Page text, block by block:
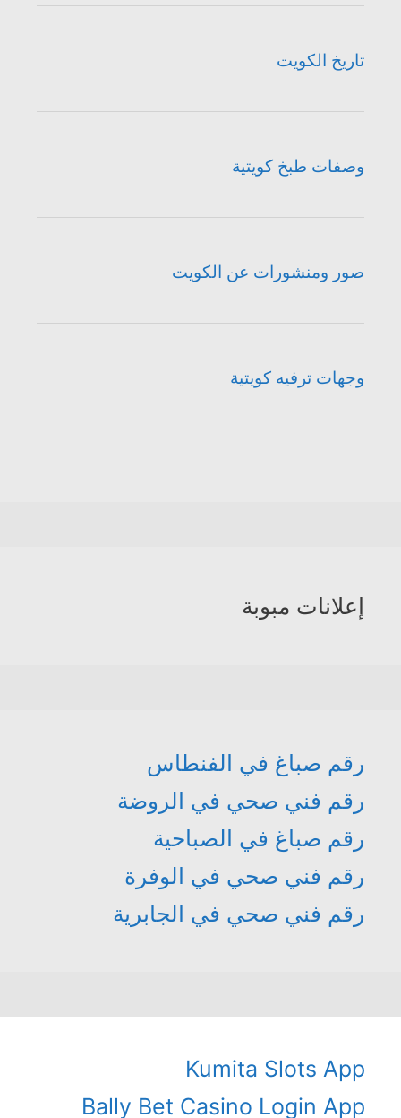
تاريخ الكويت
وصفات طبخ كويتية
صور ومنشورات عن الكويت
وجهات ترفيه كويتية
إعلانات مبوبة
رقم صباغ في الفنطاس
رقم فني صحي في الروضة
رقم صباغ في الصباحية
رقم فني صحي في الوفرة
رقم فني صحي في الجابرية
Kumita Slots App
Bally Bet Casino Login App